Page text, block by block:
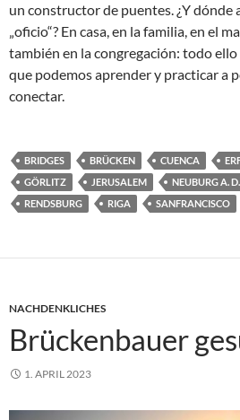
un constructor de puentes. ¿Y dónde
„oficio“? En casa, en la familia, en el
también en la congregación: todo ello
que podemos aprender y practicar a
conectar.
BRIDGES BRÜCKEN CUENCA
GÖRLITZ
JERUSALEM NEUBURG A. D.
RENDSBURG
RIGA SANFRANCISCO
NACHDENKLICHES
Brückenbauer
1. APRIL 2023